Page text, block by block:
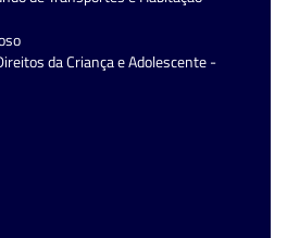
da Criança e Adolescente -